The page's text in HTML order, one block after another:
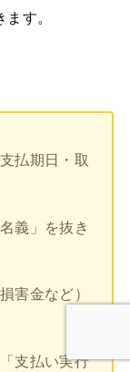
す。
払期日・取
義」を抜き
害金など）
支払い実行